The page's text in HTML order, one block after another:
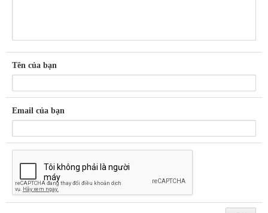
Tên của bạn
Email của bạn